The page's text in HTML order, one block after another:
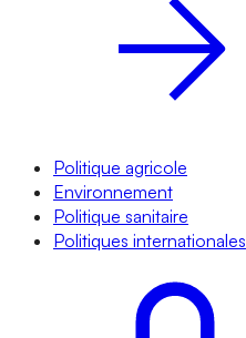
Politique agricole
Environnement
Politique sanitaire
Politiques internationales